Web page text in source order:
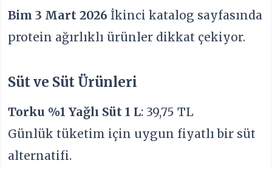
Bim 3 Mart 2026 İkinci katalog sayfasında
protein ağırlıklı ürünler dikkat çekiyor.
Süt ve Süt Ürünleri
Torku %1 Yağlı Süt 1 L: 39,75 TL
Günlük tüketim için uygun fiyatlı bir süt
alternatifi.